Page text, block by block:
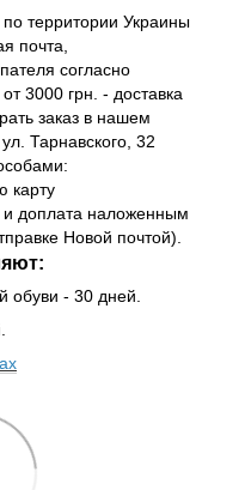
по территории Украины
почта,
согласно
3000 грн. - доставка
заказ в нашем
Тарнавского, 32
карту
и доплата наложенным
Новой почтой).
обуви - 30 дней.